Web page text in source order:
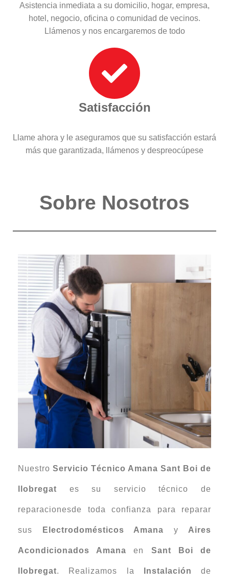
Asistencia inmediata a su domicilio, hogar, empresa,
hotel, negocio, oficina o comunidad de vecinos.
Llámenos y nos encargaremos de todo
Satisfacción
Llame ahora y le aseguramos que su satisfacción estará
más que garantizada, llámenos y despreocúpese
Sobre Nosotros
Nuestro Servicio Técnico Amana Sant Boi de
llobregat es su servicio técnico de
reparacionesde toda confianza para reparar
sus Electrodomésticos Amana y Aires
Acondicionados Amanaen Sant Boi de
llobregat. Realizamos la Instalación de